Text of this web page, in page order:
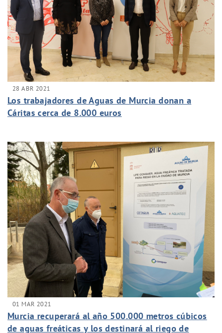
28 ABR 2021
Los trabajadores de Aguas de Murcia donan a
Cáritas cerca de 8.000 euros
01 MAR 2021
Murcia recuperará al año 500.000 metros cúbicos
de aguas freáticas y los destinará al riego de